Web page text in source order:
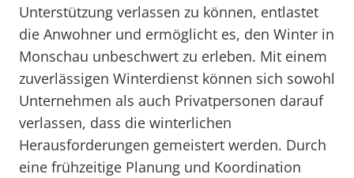
Unterstützung verlassen zu können, entlastet
die Anwohner und ermöglicht es, den Winter in
Monschau unbeschwert zu erleben. Mit einem
zuverlässigen Winterdienst können sich sowohl
Unternehmen als auch Privatpersonen darauf
verlassen, dass die winterlichen
Herausforderungen gemeistert werden. Durch
eine frühzeitige Planung und Koordination